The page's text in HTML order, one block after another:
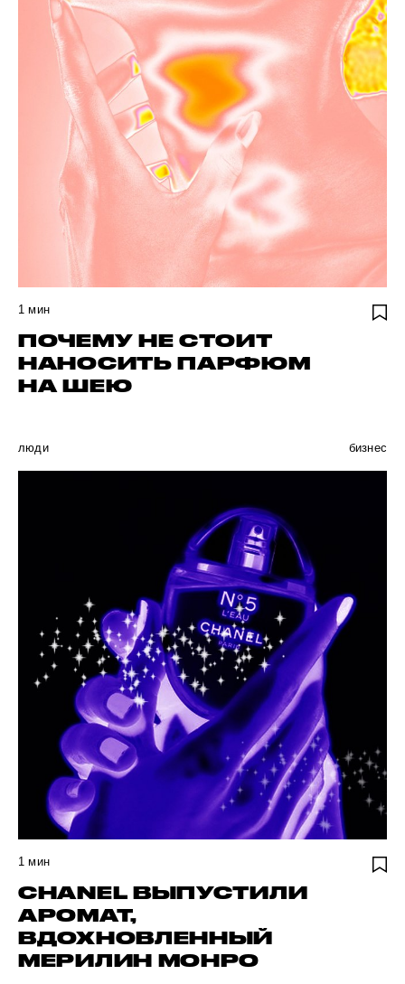
1 мин
ПОЧЕМУ НЕ СТОИТ
НАНОСИТЬ ПАРФЮМ
НА ШЕЮ
люди бизнес
1 мин
CHANEL ВЫПУСТИЛИ
АРОМАТ,
ВДОХНОВЛЕННЫЙ
МЕРИЛИН МОНРО